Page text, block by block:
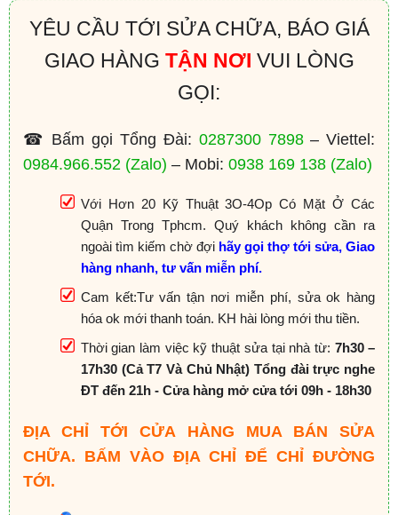
YÊU CẦU TỚI SỬA CHỮA, BÁO GIÁ
GIAO HÀNG TẬN NƠI VUI LÒNG
GỌI:
☎ Bấm gọi Tổng Đài: 0287300 7898– Viettel:
0984.966.552 (Zalo) – Mobi: 0938 169 138 (Zalo)
Với Hơn 20 Kỹ Thuật 3O-4Op Có Mặt Ở Các
Quận Trong Tphcm. Quý khách không cần ra
ngoài tìm kiếm chờ đợi hãy gọi thợ tới sửa, Giao
hàng nhanh, tư vấn miễn phí.
Cam kết:Tư vấn tận nơi miễn phí, sửa ok hàng
hóa ok mới thanh toán. KH hài lòng mới thu tiền.
Thời gian làm việc kỹ thuật sửa tại nhà từ: 7h30 –
17h30 (Cả T7 Và Chủ Nhật) Tổng đài trực nghe
ĐT đến 21h - Cửa hàng mở cửa tới 09h - 18h30
ĐỊA CHỈ TỚI CỬA HÀNG MUA BÁN SỬA
CHỮA. BẤM VÀO ĐỊA CHỈ ĐỂ CHỈ ĐƯỜNG
TỚI.